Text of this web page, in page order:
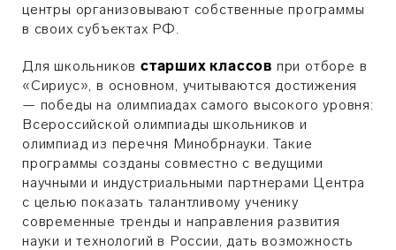
центры организовывают собственные программы
в своих субъектах РФ.
Для школьников старших классов при отборе в
«Сириус», в основном, учитываются достижения
— победы на олимпиадах самого высокого уровня:
Всероссийской олимпиады школьников и
олимпиад из перечня Минобрнауки. Такие
программы созданы совместно с ведущими
научными и индустриальными партнерами Центра
с целью показать талантливому ученику
современные тренды и направления развития
науки и технологий в России, дать возможность